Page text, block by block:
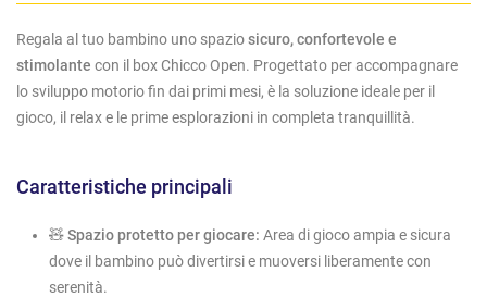
Regala al tuo bambino uno spaziosicuro, confortevole e
stimolante con il box Chicco Open. Progettato per accompagnare
lo sviluppo motorio fin dai primi mesi, è la soluzione ideale per il
gioco, il relax e le prime esplorazioni in completa tranquillità.
Caratteristiche principali
🧸Spazio protetto per giocare: Area di gioco ampia e sicura
dove il bambino può divertirsi e muoversi liberamente con
serenità.